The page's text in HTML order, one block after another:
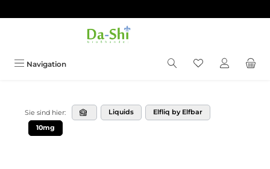
Navigation Du hast 0
Sie sind hier: Liquids
Elfliq by Elfbar
10mg